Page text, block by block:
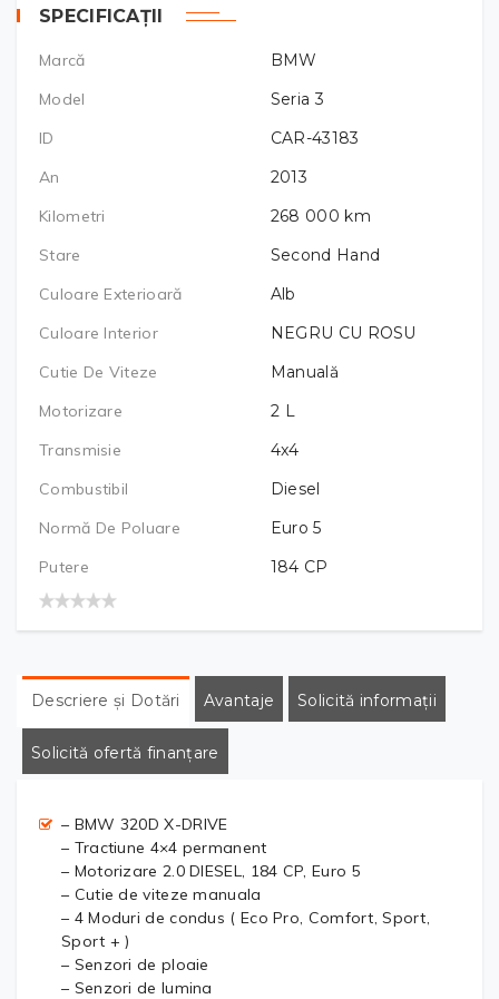
SPECIFICAȚII
Marcă
BMW
Model
Seria 3
ID
CAR-43183
An
2013
Kilometri
268 000 km
Stare
Second Hand
Culoare Exterioară
Alb
Culoare Interior
NEGRU CU ROSU
Cutie De Viteze
Manuală
Motorizare
2 L
Transmisie
4x4
Combustibil
Diesel
Normă De Poluare
Euro 5
Putere
184 CP
Descriere și Dotări Avantaje Solicită informații
Solicită ofertă finanțare
– BMW 320D X-DRIVE
– Tractiune 4×4 permanent
– Motorizare 2.0 DIESEL, 184 CP, Euro 5
– Cutie de viteze manuala
– 4 Moduri de condus ( Eco Pro, Comfort, Sport,
Sport + )
– Senzori de ploaie
– Senzori de lumina